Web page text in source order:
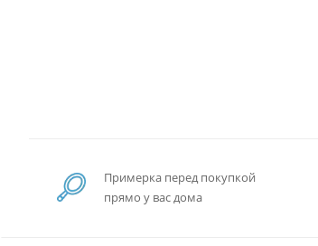
Примерка перед покупкой
прямо у вас дома